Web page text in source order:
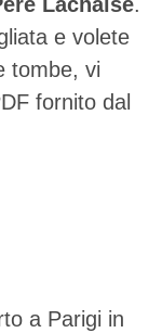
e volete
tombe, vi
fornito dal
a Parigi in